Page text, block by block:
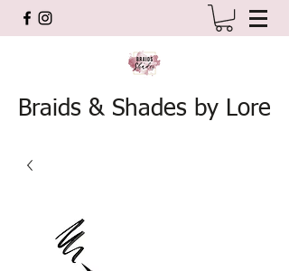
Braids & Shades by Lore